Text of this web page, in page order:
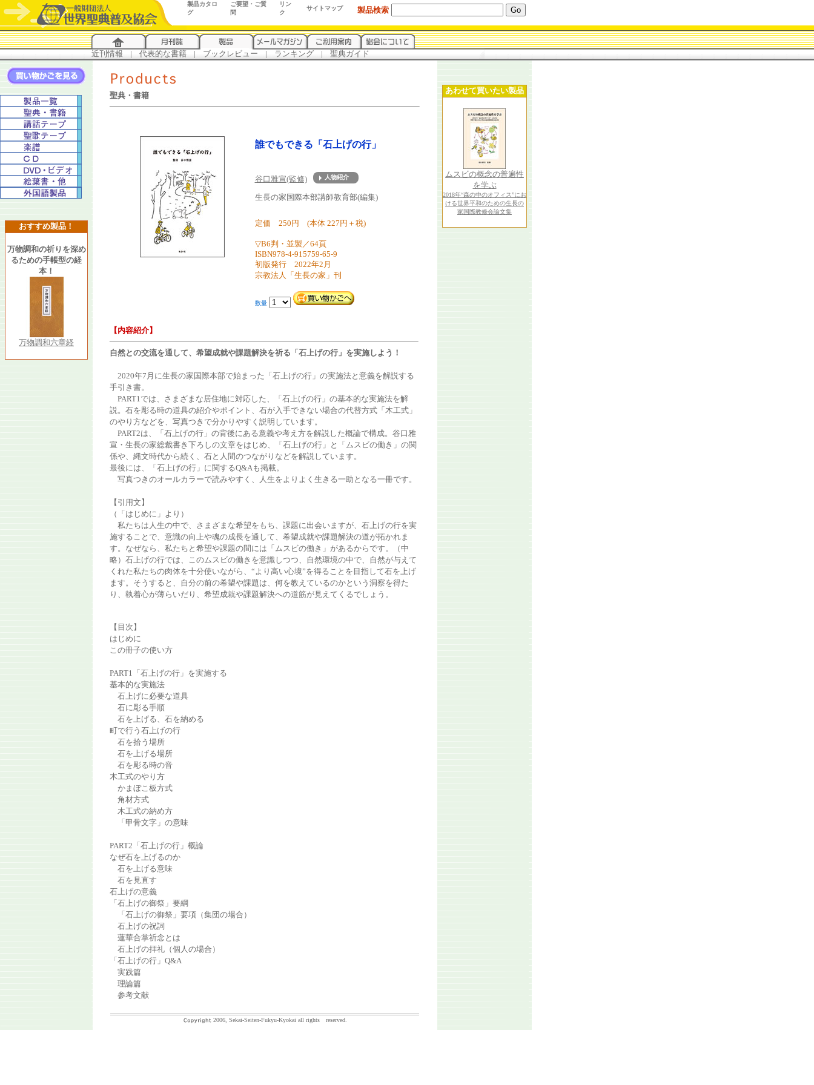
製品カタロ
グ
ご要望・ご質
問
リン
ク
サイトマップ 製品検索
近刊情報 | 代表的な書籍 | ブックレビュー | ランキング | 聖典ガイド
おすすめ製品！
万物調和の祈りを深め
るための手帳型の経
本！
万物調和六章経
聖典・書籍
誰でもできる「石上げの行」
谷口雅宣(監修)
about
生長の家国際本部講師教育部(編集)
定価 250円 (本体 227円＋税)
▽B6判・並製／64頁
ISBN978-4-915759-65-9
初版発行 2022年2月
宗教法人「生長の家」刊
数量
【内容紹介】
自然との交流を通して、希望成就や課題解決を祈る「石上げの行」を実施しよう！
2020年7月に生長の家国際本部で始まった「石上げの行」の実施法と意義を解説する
手引き書。
PART1では、さまざまな居住地に対応した、「石上げの行」の基本的な実施法を解
説。石を彫る時の道具の紹介やポイント、石が入手できない場合の代替方式「木工式」
のやり方などを、写真つきで分かりやすく説明しています。
PART2は、「石上げの行」の背後にある意義や考え方を解説した概論で構成。谷口雅
宣・生長の家総裁書き下ろしの文章をはじめ、「石上げの行」と「ムスビの働き」の関
係や、縄文時代から続く、石と人間のつながりなどを解説しています。
最後には、「石上げの行」に関するQ&Aも掲載。
写真つきのオールカラーで読みやすく、人生をよりよく生きる一助となる一冊です。
【引用文】
（「はじめに」より）
私たちは人生の中で、さまざまな希望をもち、課題に出会いますが、石上げの行を実
施することで、意識の向上や魂の成長を通して、希望成就や課題解決の道が拓かれま
す。なぜなら、私たちと希望や課題の間には「ムスビの働き」があるからです。（中
略）石上げの行では、このムスビの働きを意識しつつ、自然環境の中で、自然が与えて
くれた私たちの肉体を十分使いながら、“より高い心境”を得ることを目指して石を上げ
ます。そうすると、自分の前の希望や課題は、何を教えているのかという洞察を得た
り、執着心が薄らいだり、希望成就や課題解決への道筋が見えてくるでしょう。
【目次】
はじめに
この冊子の使い方
PART1「石上げの行」を実施する
基本的な実施法
石上げに必要な道具
石に彫る手順
石を上げる、石を納める
町で行う石上げの行
石を拾う場所
石を上げる場所
石を彫る時の音
木工式のやり方
かまぼこ板方式
角材方式
木工式の納め方
「甲骨文字」の意味
PART2「石上げの行」概論
なぜ石を上げるのか
石を上げる意味
石を見直す
石上げの意義
「石上げの御祭」要綱
「石上げの御祭」要項（集団の場合）
石上げの祝詞
蓮華合掌祈念とは
石上げの拝礼（個人の場合）
「石上げの行」Q&A
実践篇
理論篇
参考文献
2006, Sekai-Seiten-Fukyu-Kyokai all rights reserved.
あわせて買いたい製品
ムスビの概念の普遍性
を学ぶ
2018年“森の中のオフィス”にお
ける世界平和のための生長の
家国際教修会論文集